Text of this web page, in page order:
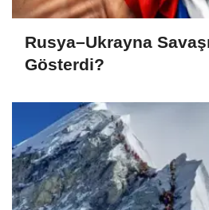
Rusya–Ukrayna
Gösterdi?